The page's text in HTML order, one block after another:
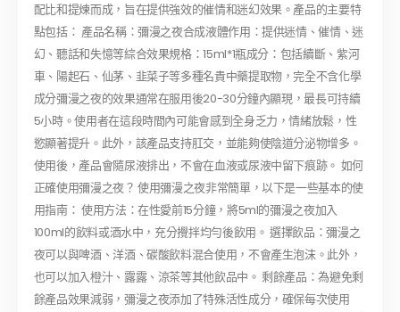
配比和提煉而成，旨在提供強效的催情和迷幻效果。產品的主要特
點包括： 產品名稱：彌漫之夜合成液體作用：提供迷情、催情、迷
幻、聽話和失憶等綜合效果規格：15ml*1瓶成分：包括續斷、紫河
車、陽起石、仙茅、韭菜子等多種名貴中藥提取物，完全不含化學
成分彌漫之夜的效果通常在服用後20-30分鐘內顯現，最長可持續
5小時。使用者在這段時間內可能會感到全身乏力，情緒放鬆，性
慾顯著提升。此外，該產品支持肛交，並能夠使陰道分泌物增多。
使用後，產品會隨尿液排出，不會在血液或尿液中留下痕跡。 如何
正確使用彌漫之夜？ 使用彌漫之夜非常簡單，以下是一些基本的使
用指南： 使用方法：在性愛前15分鐘，將5ml的彌漫之夜加入
100ml的飲料或酒水中，充分攪拌均勻後飲用。 選擇飲品：彌漫之
夜可以與啤酒、洋酒、碳酸飲料混合使用，不會產生泡沫。此外，
也可以加入橙汁、露露、涼茶等其他飲品中。 剩餘產品：為避免剩
餘產品效果減弱，彌漫之夜添加了特殊活性成分，確保每次使用